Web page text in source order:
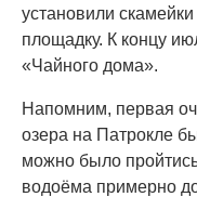
установили
площадку. К концу
«Чайного дома».
Напомним, первая
озера на Патрокле
можно было
водоёма примерно